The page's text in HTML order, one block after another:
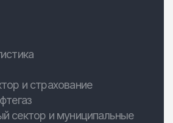
и страхование
сектор и муниципальные